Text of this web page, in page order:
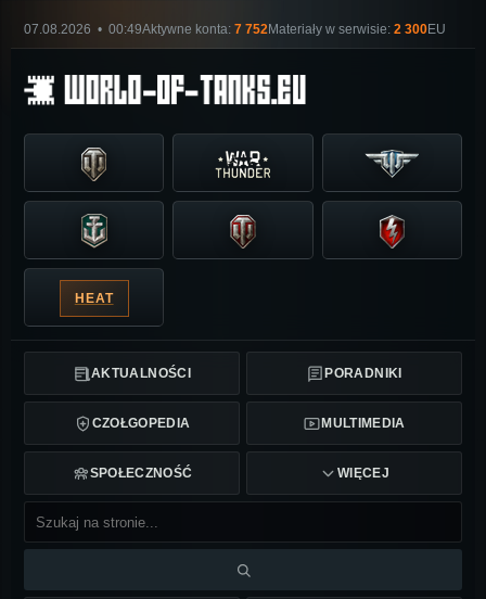
07.08.2026 • 00:49Aktywne konta: 7 752Materiały w serwisie: 2 300EU
HEAT
AKTUALNOŚCI PORADNIKI
CZOŁGOPEDIA MULTIMEDIA
SPOŁECZNOŚĆ WIĘCEJ